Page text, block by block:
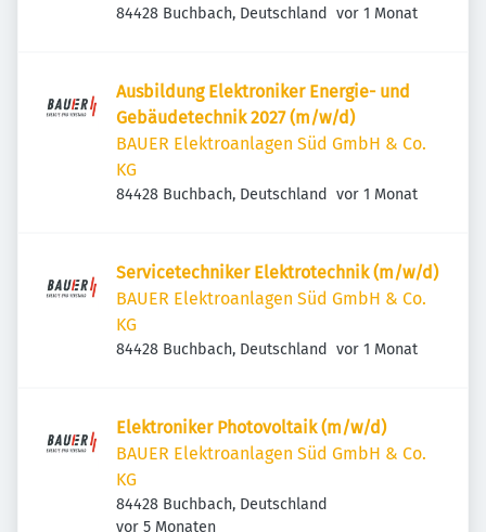
84428 Buchbach, Deutschland Veröffentlicht
vor 1 Monat
Ausbildung Elektroniker Energie- und
Gebäudetechnik 2027 (m/w/d)
BAUER Elektroanlagen Süd GmbH & Co.
KG
84428 Buchbach, Deutschland Veröffentlicht
vor 1 Monat
Servicetechniker Elektrotechnik (m/w/d)
BAUER Elektroanlagen Süd GmbH & Co.
KG
84428 Buchbach, Deutschland Veröffentlicht
vor 1 Monat
Elektroniker Photovoltaik (m/w/d)
BAUER Elektroanlagen Süd GmbH & Co.
KG
84428 Buchbach, Deutschland
Veröffentlicht:
vor 5 Monaten